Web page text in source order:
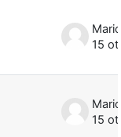
15
15